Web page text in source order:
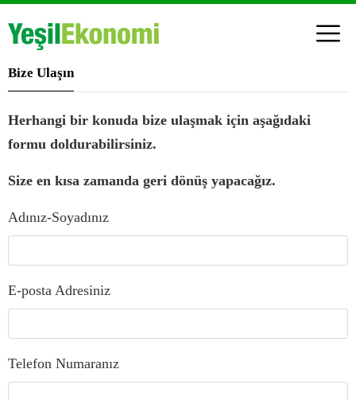
Bize Ulaşın
Herhangi bir konuda bize ulaşmak için aşağıdaki
formu doldurabilirsiniz.
Size en kısa zamanda geri dönüş yapacağız.
Adınız-Soyadınız
E-posta Adresiniz
Telefon Numaranız